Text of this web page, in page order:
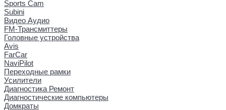
Sports Cam
Subini
Видео Аудио
FM-Трансмиттеры
Головные устройства
Avis
FarCar
NaviPilot
Переходные рамки
Усилители
Диагностика Ремонт
Диагностические компьютеры
Домкраты